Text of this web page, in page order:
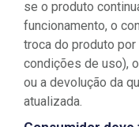
se o produto
funcionamento, o
troca do produto
condições de uso),
ou a devolução da
atualizada.